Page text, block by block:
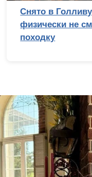
Снято в
физически не
походку